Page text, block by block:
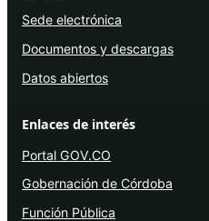
Sede electrónica
Documentos y descargas
Datos abiertos
Enlaces de interés
Portal GOV.CO
Gobernación de Córdoba
Función Pública